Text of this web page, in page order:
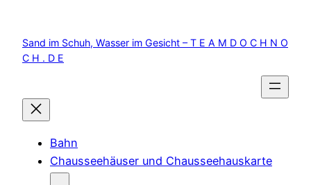
springen
Sand im Schuh, Wasser im Gesicht – T E A M D O C H N O
C H . D E
Bahn
Chausseehäuser und Chausseehauskarte